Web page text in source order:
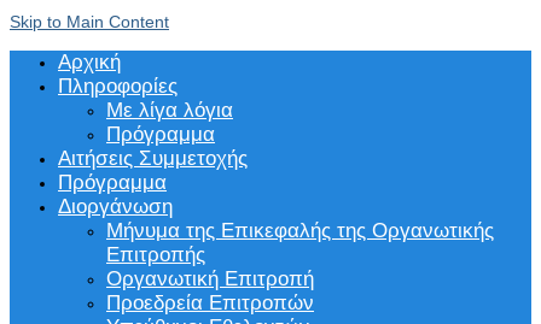
Skip to Main Content
Αρχική
Πληροφορίες
Με λίγα λόγια
Πρόγραμμα
Αιτήσεις Συμμετοχής
Πρόγραμμα
Διοργάνωση
Μήνυμα της Επικεφαλής της Οργανωτικής
Επιτροπής
Οργανωτική Επιτροπή
Προεδρεία Επιτροπών